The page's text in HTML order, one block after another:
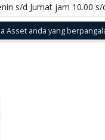
s/d Jumat jam 10.00
anda yang berpangalaman